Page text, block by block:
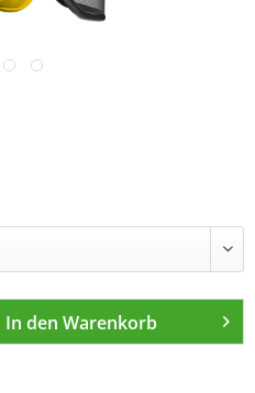
In den Warenkorb